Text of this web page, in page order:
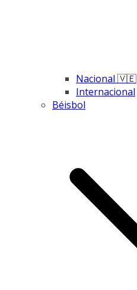
Nacional 🇻🇪
Internacional
Béisbol